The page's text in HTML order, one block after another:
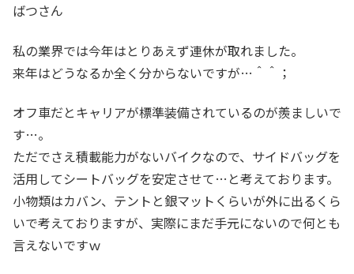
ばつさん
私の業界では今年はとりあえず連休が取れました。
来年はどうなるか全く分からないですが…＾＾；
オフ車だとキャリアが標準装備されているのが羨ましいで
す…。
ただでさえ積載能力がないバイクなので、サイドバッグを
活用してシートバッグを安定させて…と考えております。
小物類はカバン、テントと銀マットくらいが外に出るくら
いで考えておりますが、実際にまだ手元にないので何とも
言えないですｗ